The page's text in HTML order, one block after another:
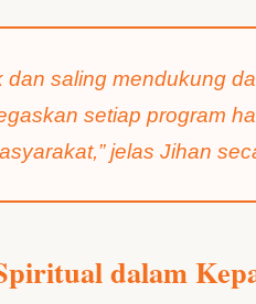
dan saling mendukung
setiap program
jelas Jihan
dalam